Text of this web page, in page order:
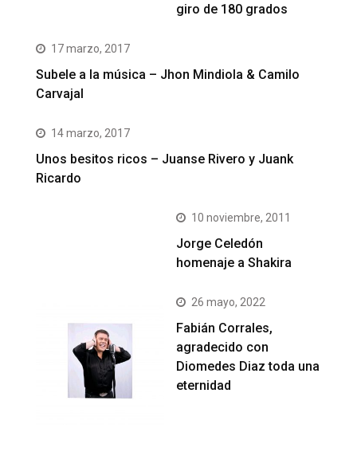
giro de 180 grados
17 marzo, 2017
Subele a la música – Jhon Mindiola & Camilo
Carvajal
14 marzo, 2017
Unos besitos ricos – Juanse Rivero y Juank
Ricardo
10 noviembre, 2011
Jorge Celedón
homenaje a Shakira
26 mayo, 2022
Fabián Corrales,
agradecido con
Diomedes Diaz toda una
eternidad